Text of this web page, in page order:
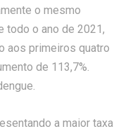
o mesmo
todo o ano de 2021,
aos primeiros quatro
de 113,7%.
a maior taxa